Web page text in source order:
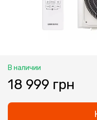
В наличии
18 999 грн